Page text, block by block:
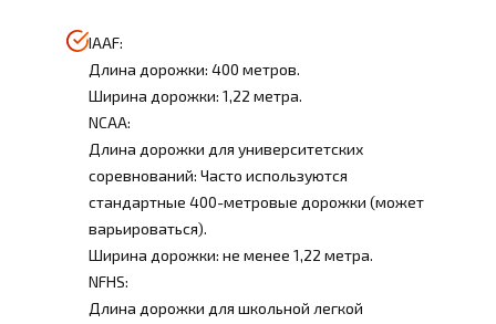
IAAF:
Длина дорожки: 400 метров.
Ширина дорожки: 1,22 метра.
NCAA:
Длина дорожки для университетских
соревнований: Часто используются
стандартные 400-метровые дорожки (может
варьироваться).
Ширина дорожки: не менее 1,22 метра.
NFHS:
Длина дорожки для школьной легкой